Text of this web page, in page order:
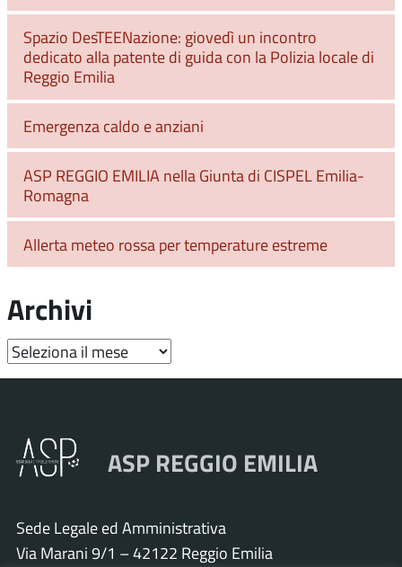
Spazio DesTEENazione: giovedì un incontro
dedicato alla patente di guida con la Polizia locale di
Reggio Emilia
Emergenza caldo e anziani
ASP REGGIO EMILIA nella Giunta di CISPEL Emilia-
Romagna
Allerta meteo rossa per temperature estreme
Archivi
Archivi
ASP REGGIO EMILIA
Sede Legale ed Amministrativa
Via Marani 9/1 – 42122 Reggio Emilia